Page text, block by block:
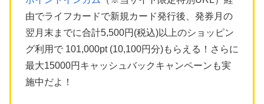
由でライフカードで新規カード発行後、発券月の
翌月末までに合計5,500円(税込)以上のショッピン
グ利用で 101,000pt (10,100円分)もらえる！さらに
最大15000円キャッシュバックキャンペーンも実
施中だよ！